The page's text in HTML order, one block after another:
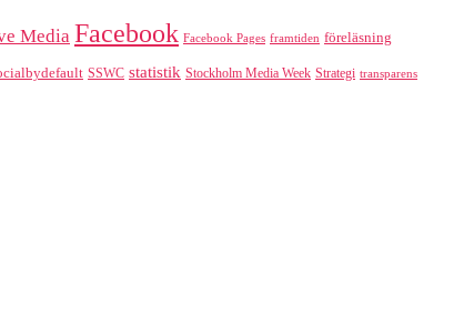
Media Facebook Facebook Pages framtiden föreläsning
SSWC statistik Stockholm Media Week Strategi transparens